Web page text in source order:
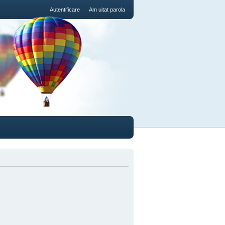
Autentificare Am uitat parola